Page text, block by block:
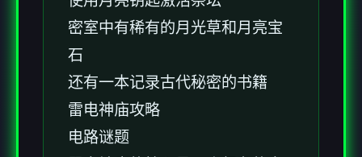
密室中有稀有的月光草和月亮宝
石
还有一本记录古代秘密的书籍
雷电神庙攻略
电路谜题